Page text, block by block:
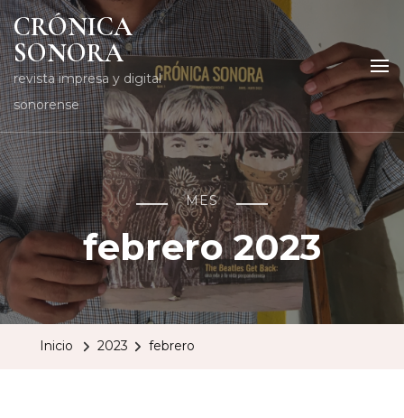
CRÓNICA
SONORA
revista impresa y digital
sonorense
MES
febrero 2023
Inicio 2023 febrero